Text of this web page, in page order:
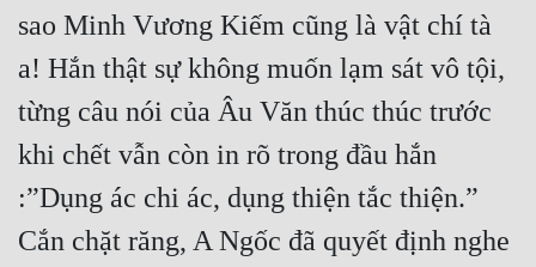
sao Minh Vương Kiếm cũng là vật chí tà
a! Hắn thật sự không muốn lạm sát vô tội,
từng câu nói của Âu Văn thúc thúc trước
khi chết vẫn còn in rõ trong đầu hắn
:”Dụng ác chi ác, dụng thiện tắc thiện.”
Cắn chặt răng, A Ngốc đã quyết định nghe